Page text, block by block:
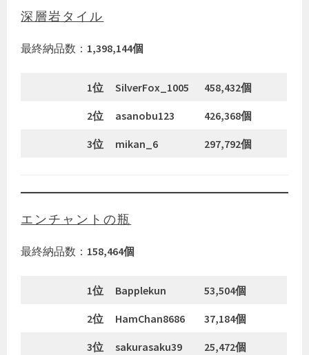
深層岩タイル
最終納品数： 1,398,144個
1位 SilverFox_1005 458,432個
2位 asanobu123 426,368個
3位 mikan_6 297,792個
エンチャントの瓶
最終納品数： 158,464個
1位 Bapplekun 53,504個
2位 HamChan8686 37,184個
3位 sakurasaku39 25,472個